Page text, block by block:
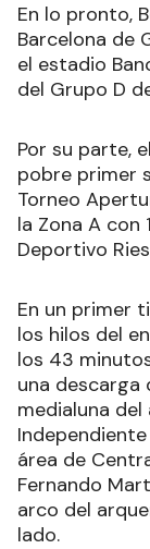
En lo pronto,
Barcelona de
el estadio
del Grupo D
Por su parte,
pobre primer
Torneo
la Zona A con
Deportivo
En un primer
los hilos del
los 43
una descarga
medialuna
área de
Fernando
arco del
lado.